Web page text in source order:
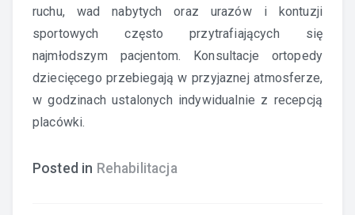
ruchu, wad nabytych oraz urazów i kontuzji
sportowych często przytrafiających się
najmłodszym pacjentom. Konsultacje ortopedy
dziecięcego przebiegają w przyjaznej atmosferze,
w godzinach ustalonych indywidualnie z recepcją
placówki.
Posted in Rehabilitacja